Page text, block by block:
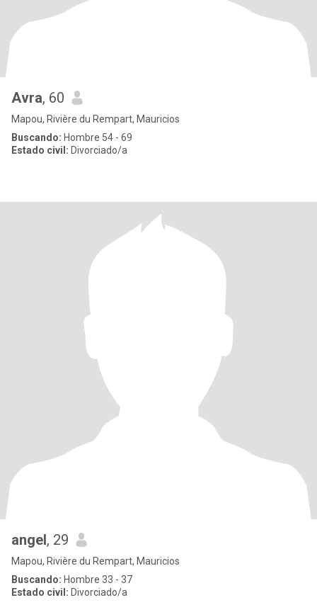
Avra, 60
Mapou, Rivière du Rempart, Mauricios
Buscando: Hombre 54 - 69
Estado civil: Divorciado/a
angel, 29
Mapou, Rivière du Rempart, Mauricios
Buscando: Hombre 33 - 37
Estado civil: Divorciado/a